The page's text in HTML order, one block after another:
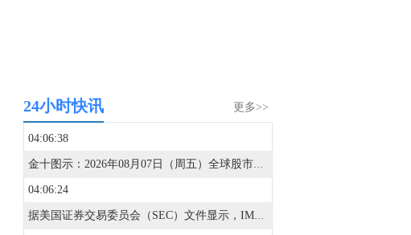
更多>>
24小时快讯
04:06:38
金十图示：2026年08月07日（周五）全球股市指数-美洲市场（收盘）
04:06:24
据美国证券交易委员会（SEC）文件显示，IMG财富管理持有212股SpaceX(SPCX.O)A类股份。